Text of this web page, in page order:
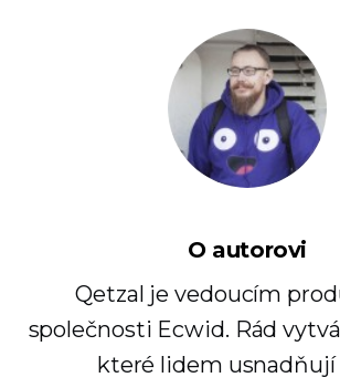
O autorovi
Qetzal je vedoucím
společnosti Ecwid. Rád
které lidem usnadňují